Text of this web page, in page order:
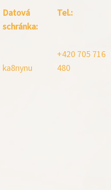
Datová
schránka:
ka8nynu
Tel.:
+420 705 716
480